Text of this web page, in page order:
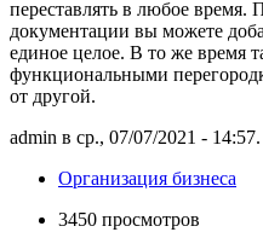
переставлять в любое время.
документации вы можете
единое целое. В то же время
функциональными
от другой.
admin в ср., 07/07/2021 - 14:57.
Организация бизнеса
3450 просмотров